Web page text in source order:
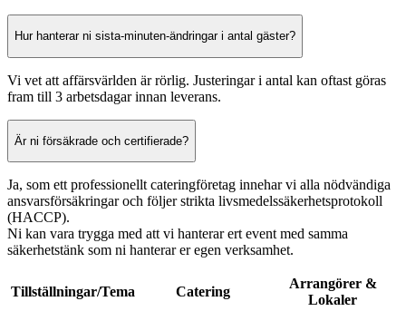
Hur hanterar ni sista-minuten-ändringar i antal gäster?
Vi vet att affärsvärlden är rörlig. Justeringar i antal kan oftast göras
fram till 3 arbetsdagar innan leverans.
Är ni försäkrade och certifierade?
Ja, som ett professionellt cateringföretag innehar vi alla nödvändiga
ansvarsförsäkringar och följer strikta livsmedelssäkerhetsprotokoll
(HACCP).
Ni kan vara trygga med att vi hanterar ert event med samma
säkerhetstänk som ni hanterar er egen verksamhet.
Tillställningar/Tema Catering
Arrangörer &
Lokaler